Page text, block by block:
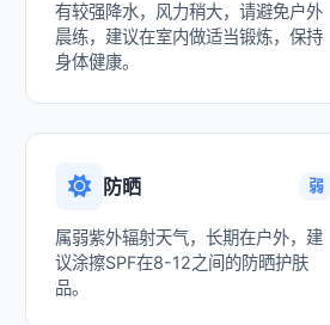
有较强降水，风力稍大，请避免户外
晨练，建议在室内做适当锻炼，保持
身体健康。
防晒 弱
属弱紫外辐射天气，长期在户外，建
议涂擦SPF在8-12之间的防晒护肤
品。